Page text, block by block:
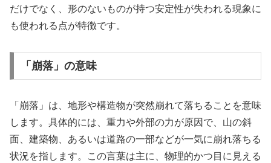
だけでなく、形のないものが持つ安定性が失われる現象に
も使われる点が特徴です。
「崩落」の意味
「崩落」は、地形や構造物が突然崩れて落ちることを意味
します。具体的には、重力や外部の力が原因で、山の斜
面、建築物、あるいは道路の一部などが一気に崩れ落ちる
状況を指します。この言葉は主に、物理的かつ目に見える